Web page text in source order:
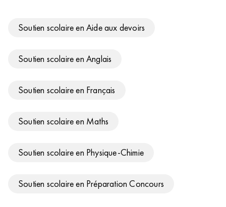
Soutien scolaire en Aide aux devoirs
Soutien scolaire en Anglais
Soutien scolaire en Français
Soutien scolaire en Maths
Soutien scolaire en Physique-Chimie
Soutien scolaire en Préparation Concours